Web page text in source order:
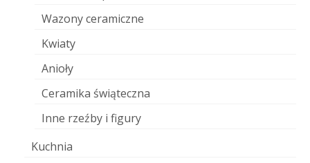
Wazony ceramiczne
Kwiaty
Anioły
Ceramika świąteczna
Inne rzeźby i figury
Kuchnia